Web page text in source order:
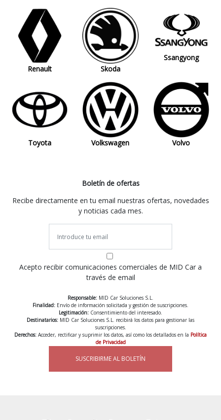
Renault Skoda
Ssangyong
Toyota Volkswagen Volvo
Boletín de ofertas
Recibe directamente en tu email nuestras ofertas, novedades
y noticias cada mes.
Acepto recibir comunicaciones comerciales de MID Car a
través de email
Responsable: MID Car Soluciones S.L.
Finalidad: Envío de información solicitada y gestión de suscripciones.
Legitimación: Consentimiento del interesado.
Destinatarios: MID Car Soluciones S.L. recibirá los datos para gestionar las
suscripciones.
Derechos: Acceder, rectificar y suprimir los datos, así como los detallados en la Política
de Privacidad
SUSCRIBIRME AL BOLETÍN